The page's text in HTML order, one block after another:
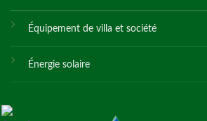
Équipement de villa et société
Énergie solaire